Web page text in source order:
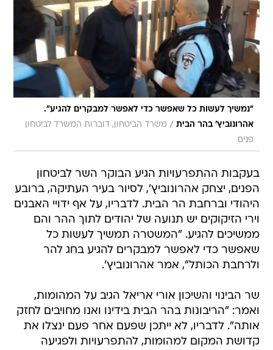
"נמשיך לעשות כל שאפשר כדי לאפשר למבקרים להגיע".
אהרונוביץ' בהר הבית / משרד הביטחון, דוברות המשרד לביטחון
פנים
בעקבות ההתפרעויות הגיע הבוקר השר לביטחון
הפנים, יצחק אהרונוביץ', לסיור בעיר העתיקה, ברובע
היהודי וברחבת הר הבית. לדבריו, על אף ידויי האבנים
וירי הזיקוקים יש תנועה של יהודים לתוך ההר והם
ממשיכים להגיע. "המשטרה תמשיך לעשות כל
שאפשר כדי לאפשר למבקרים להגיע בחג להר
ולרחבת הכותל", אמר אהרונוביץ'.
שר הבינוי והשיכון אורי אריאל הגיב על המהומות,
ואמר: "הריבונות בהר הבית בידינו ואנו מחויבים לחזק
אותה". לדבריו, לא ייתכן שפעם אחר פעם ינצלו את
קדושת המקום למהומות, להתפרעויות ולפגיעה